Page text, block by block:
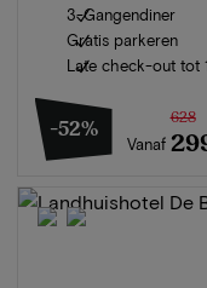
3-Gangendiner
Gratis parkeren
Late check-out tot
-52%
Vanaf
628